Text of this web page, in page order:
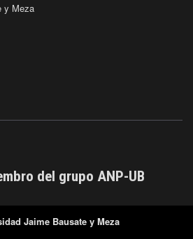
y Meza
del grupo ANP-UB
Jaime Bausate y Meza